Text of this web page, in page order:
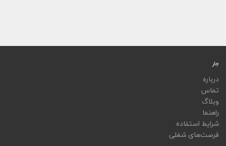
جار
درباره
تماس
وبلاگ
راهنما
شرایط استفاده
فرصت‌های شغلی